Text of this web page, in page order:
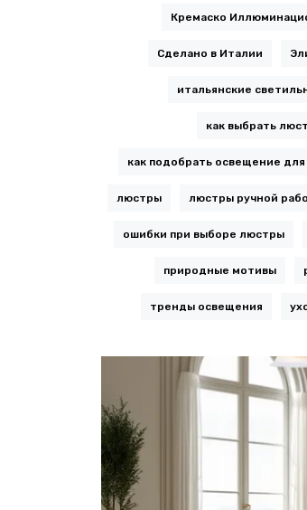
Кремаско
Сделано в Италии
итальянские
как выбрать
как подобрать освещение для
люстры люстры ручной
ошибки при выборе люстры
природные мотивы
тренды освещения